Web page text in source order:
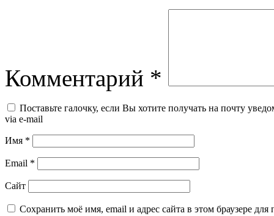
Комментарий *
Поставьте галочку, если Вы хотите получать на почту
via e-mail
Имя *
Email *
Сайт
Сохранить моё имя, email и адрес сайта в этом браузере